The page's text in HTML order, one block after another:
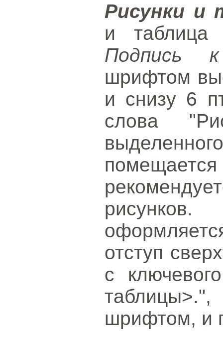
Рисунки и
и таблица
Подпись
шрифтом
и снизу 6
слова
отступ
с
таблицы>.",
шрифтом, и